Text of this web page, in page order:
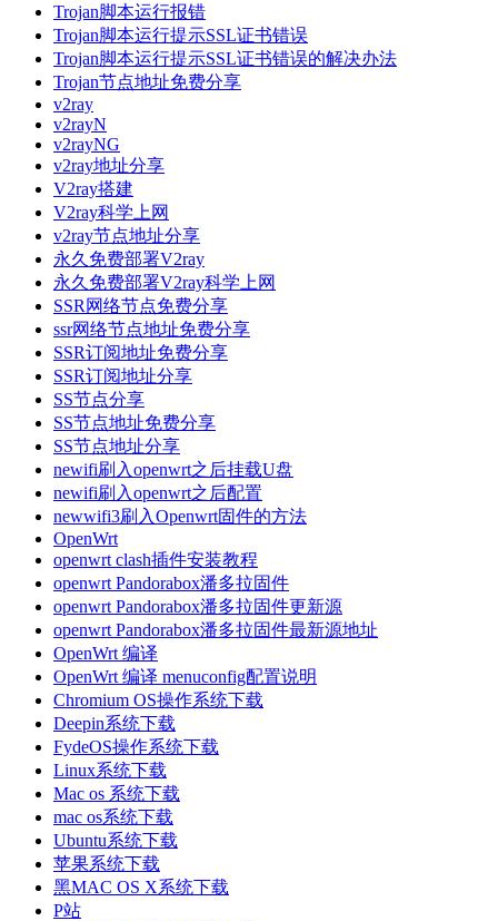
Trojan脚本运行报错
Trojan脚本运行提示SSL证书错误
Trojan脚本运行提示SSL证书错误的解决办法
Trojan节点地址免费分享
v2ray
v2rayN
v2rayNG
v2ray地址分享
V2ray搭建
V2ray科学上网
v2ray节点地址分享
永久免费部署V2ray
永久免费部署V2ray科学上网
SSR网络节点免费分享
ssr网络节点地址免费分享
SSR订阅地址免费分享
SSR订阅地址分享
SS节点分享
SS节点地址免费分享
SS节点地址分享
newifi刷入openwrt之后挂载U盘
newifi刷入openwrt之后配置
newwifi3刷入Openwrt固件的方法
OpenWrt
openwrt clash插件安装教程
openwrt Pandorabox潘多拉固件
openwrt Pandorabox潘多拉固件更新源
openwrt Pandorabox潘多拉固件最新源地址
OpenWrt 编译
OpenWrt 编译 menuconfig配置说明
Chromium OS操作系统下载
Deepin系统下载
FydeOS操作系统下载
Linux系统下载
Mac os 系统下载
mac os系统下载
Ubuntu系统下载
苹果系统下载
黑MAC OS X系统下载
P站